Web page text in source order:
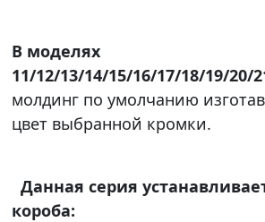
В моделях
11/12/13/14/15/16/17/18/19/20/
молдинг по умолчанию
цвет выбранной кромки.
Данная серия
короба: